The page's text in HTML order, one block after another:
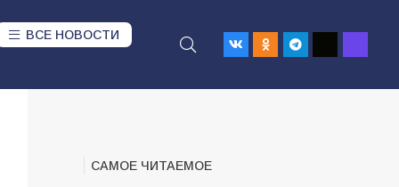
ВСЕ НОВОСТИ
САМОЕ ЧИТАЕМОЕ